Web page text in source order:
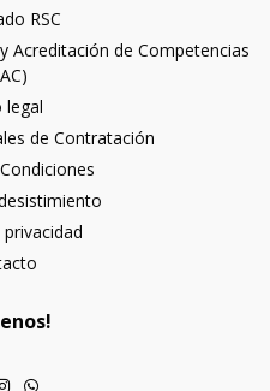
RSC
Acreditación de Competencias
legal
de Contratación